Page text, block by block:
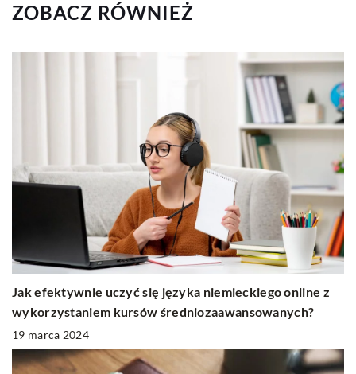
ZOBACZ RÓWNIEŻ
Jak efektywnie uczyć się języka niemieckiego online z
wykorzystaniem kursów średniozaawansowanych?
19 marca 2024